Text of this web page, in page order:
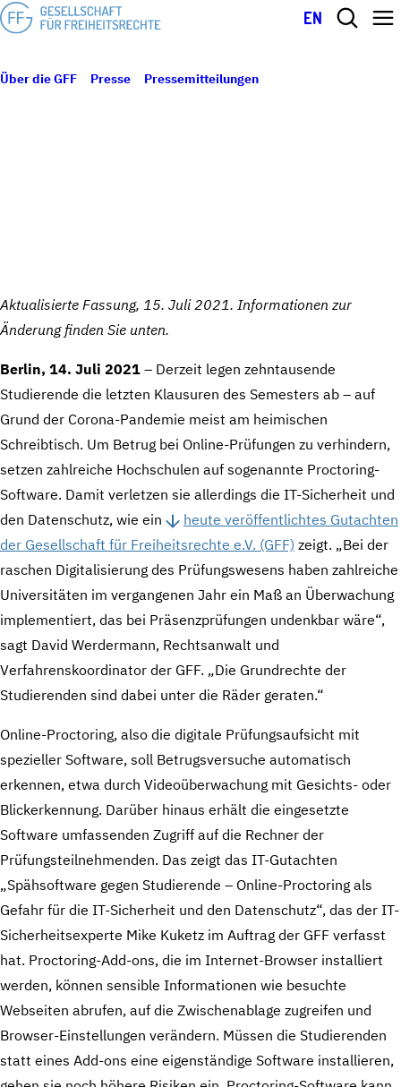
EN
Über die GFF Presse Pressemitteilungen
Aktualisierte Fassung, 15. Juli 2021. Informationen zur
Änderung finden Sie unten.
Berlin, 14. Juli 2021 – Derzeit legen zehntausende
Studierende die letzten Klausuren des Semesters ab – auf
Grund der Corona-Pandemie meist am heimischen
Schreibtisch. Um Betrug bei Online-Prüfungen zu verhindern,
setzen zahlreiche Hochschulen auf sogenannte Proctoring-
Software. Damit verletzen sie allerdings die IT-Sicherheit und
den Datenschutz, wie ein
heute veröffentlichtes Gutachten
der Gesellschaft für Freiheitsrechte e.V. (GFF) zeigt. „Bei der
raschen Digitalisierung des Prüfungswesens haben zahlreiche
Universitäten im vergangenen Jahr ein Maß an Überwachung
implementiert, das bei Präsenzprüfungen undenkbar wäre“,
sagt David Werdermann, Rechtsanwalt und
Verfahrenskoordinator der GFF. „Die Grundrechte der
Studierenden sind dabei unter die Räder geraten.“
Online-Proctoring, also die digitale Prüfungsaufsicht mit
spezieller Software, soll Betrugsversuche automatisch
erkennen, etwa durch Videoüberwachung mit Gesichts- oder
Blickerkennung. Darüber hinaus erhält die eingesetzte
Software umfassenden Zugriff auf die Rechner der
Prüfungsteilnehmenden. Das zeigt das IT-Gutachten
„Spähsoftware gegen Studierende – Online-Proctoring als
Gefahr für die IT-Sicherheit und den Datenschutz“, das der IT-
Sicherheitsexperte Mike Kuketz im Auftrag der GFF verfasst
hat. Proctoring-Add-ons, die im Internet-Browser installiert
werden, können sensible Informationen wie besuchte
Webseiten abrufen, auf die Zwischenablage zugreifen und
Browser-Einstellungen verändern. Müssen die Studierenden
statt eines Add-ons eine eigenständige Software installieren,